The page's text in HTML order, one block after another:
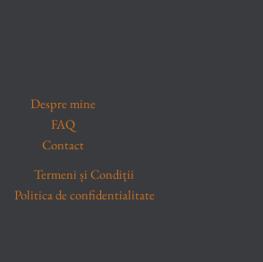
Despre mine
FAQ
Contact
Termeni și Condiții
Politica de confidentialitate